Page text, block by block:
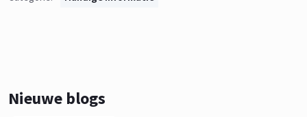
Nieuwe blogs